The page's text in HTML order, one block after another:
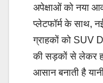
अपेक्षाओं को नया
प्लेटफॉर्म के साथ,
ग्राहकों को SUV
की सड़कों से लेकर
आसान बनाती है